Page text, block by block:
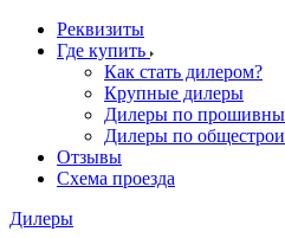
Реквизиты
Где купить
Как стать дилером?
Крупные дилеры
Дилеры по
Дилеры по
Отзывы
Схема проезда
Дилеры